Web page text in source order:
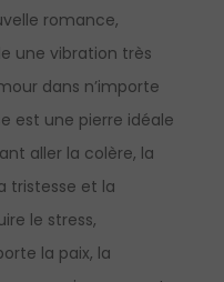
romance,
une vibration très
dans n’importe
est une pierre idéale
aller la colère, la
tristesse et la
le stress,
la paix, la